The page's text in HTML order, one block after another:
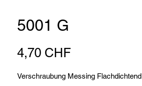
5001 G
4,70 CHFPreis
Verschraubung Messing Flachdichtend